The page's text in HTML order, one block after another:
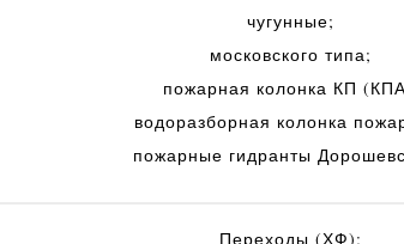
чугунные;
московского типа;
пожарная колонка КП
водоразборная колонка
пожарные гидранты
Переходы (ХФ);